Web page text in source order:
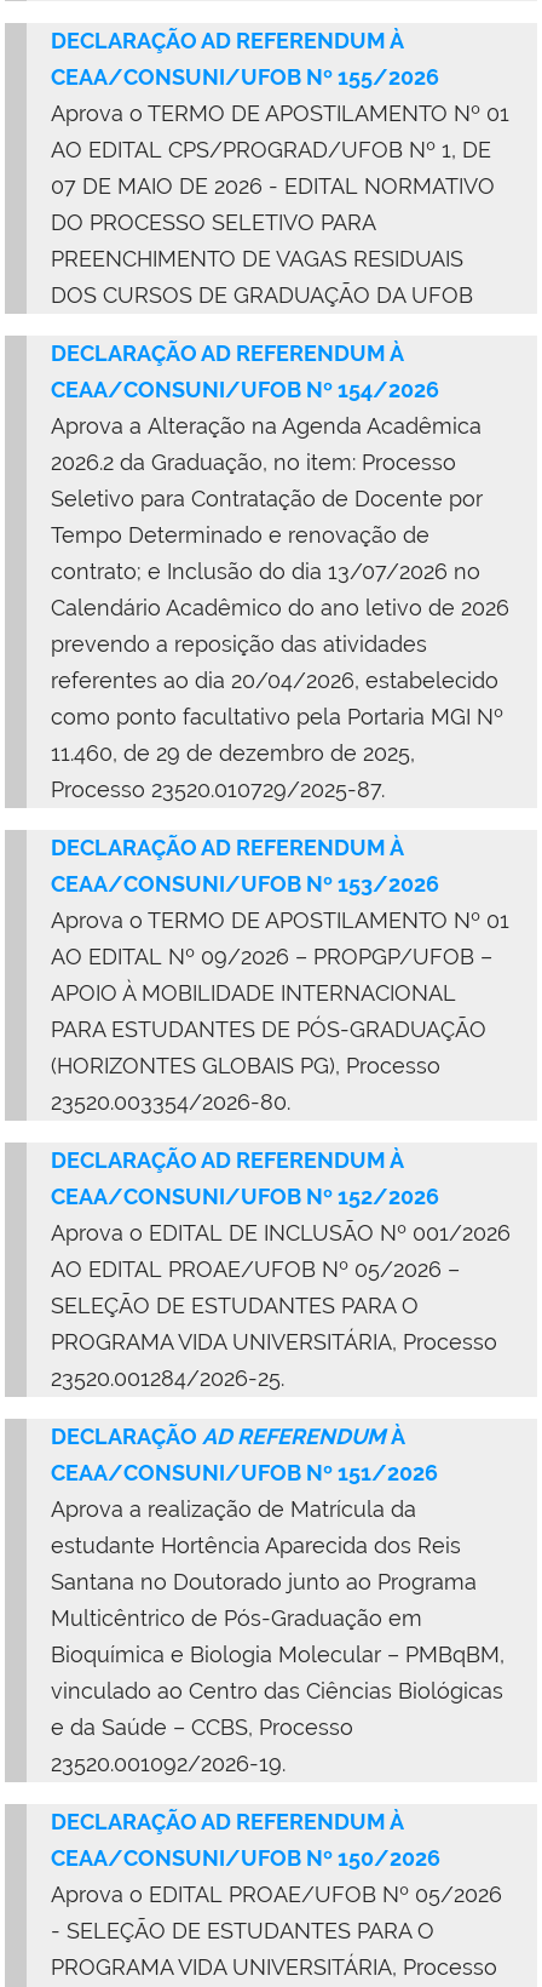
DECLARAÇÃO AD REFERENDUM À
CEAA/CONSUNI/UFOB Nº 155/2026
Aprova o TERMO DE APOSTILAMENTO Nº 01
AO EDITAL CPS/PROGRAD/UFOB Nº 1, DE
07 DE MAIO DE 2026 - EDITAL NORMATIVO
DO PROCESSO SELETIVO PARA
PREENCHIMENTO DE VAGAS RESIDUAIS
DOS CURSOS DE GRADUAÇÃO DA UFOB
DECLARAÇÃO AD REFERENDUM À
CEAA/CONSUNI/UFOB Nº 154/2026
Aprova a Alteração na Agenda Acadêmica
2026.2 da Graduação, no item: Processo
Seletivo para Contratação de Docente por
Tempo Determinado e renovação de
contrato; e Inclusão do dia 13/07/2026 no
Calendário Acadêmico do ano letivo de 2026
prevendo a reposição das atividades
referentes ao dia 20/04/2026, estabelecido
como ponto facultativo pela Portaria MGI Nº
11.460, de 29 de dezembro de 2025,
Processo 23520.010729/2025-87.
DECLARAÇÃO AD REFERENDUM À
CEAA/CONSUNI/UFOB Nº 153/2026
Aprova o TERMO DE APOSTILAMENTO Nº 01
AO EDITAL Nº 09/2026 – PROPGP/UFOB –
APOIO À MOBILIDADE INTERNACIONAL
PARA ESTUDANTES DE PÓS-GRADUAÇÃO
(HORIZONTES GLOBAIS PG), Processo
23520.003354/2026-80.
DECLARAÇÃO AD REFERENDUM À
CEAA/CONSUNI/UFOB Nº 152/2026
Aprova o EDITAL DE INCLUSÃO Nº 001/2026
AO EDITAL PROAE/UFOB Nº 05/2026 –
SELEÇÃO DE ESTUDANTES PARA O
PROGRAMA VIDA UNIVERSITÁRIA, Processo
23520.001284/2026-25.
DECLARAÇÃO AD REFERENDUMÀ
CEAA/CONSUNI/UFOB Nº 151/2026
Aprova a realização de Matrícula da
estudante Hortência Aparecida dos Reis
Santana no Doutorado junto ao Programa
Multicêntrico de Pós-Graduação em
Bioquímica e Biologia Molecular – PMBqBM,
vinculado ao Centro das Ciências Biológicas
e da Saúde – CCBS, Processo
23520.001092/2026-19.
DECLARAÇÃO AD REFERENDUM À
CEAA/CONSUNI/UFOB Nº 150/2026
Aprova o EDITAL PROAE/UFOB Nº 05/2026
- SELEÇÃO DE ESTUDANTES PARA O
PROGRAMA VIDA UNIVERSITÁRIA, Processo